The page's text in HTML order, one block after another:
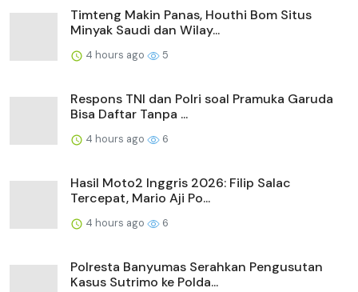
Timteng Makin Panas, Houthi Bom Situs
Minyak Saudi dan Wilay...
4 hours ago 5
Respons TNI dan Polri soal Pramuka Garuda
Bisa Daftar Tanpa ...
4 hours ago 6
Hasil Moto2 Inggris 2026: Filip Salac
Tercepat, Mario Aji Po...
4 hours ago 6
Polresta Banyumas Serahkan Pengusutan
Kasus Sutrimo ke Polda...